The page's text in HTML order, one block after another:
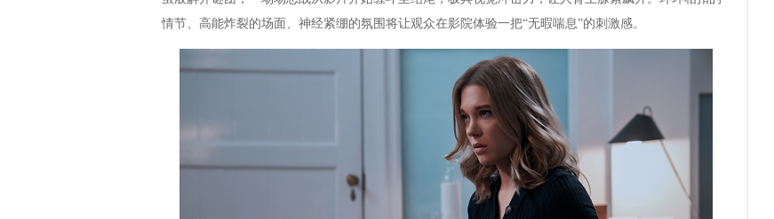
情节、高能炸裂的场面、神经紧绷的氛围将让观众在影院体验一把“无暇喘息”的刺激感。